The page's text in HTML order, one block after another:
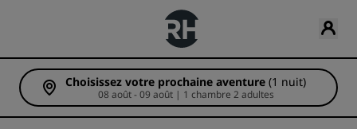
Choisissez votre prochaine aventure (1 nuit)
08 août - 09 août | 1 chambre 2 adultes